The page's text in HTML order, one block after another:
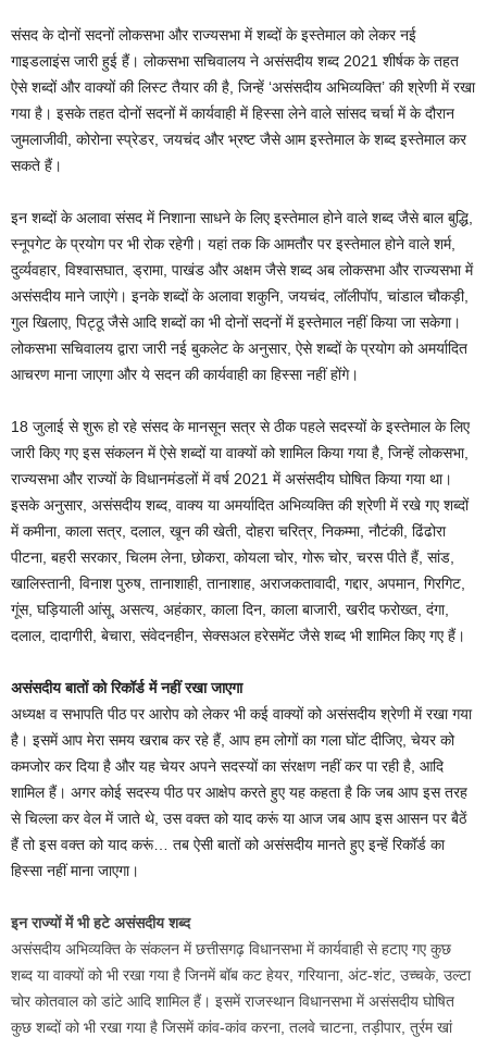
संसद के दोनों सदनों लोकसभा और राज्यसभा में शब्दों के इस्तेमाल को लेकर नई
गाइडलाइंस जारी हुई हैं। लोकसभा सचिवालय ने असंसदीय शब्द 2021 शीर्षक के तहत
ऐसे शब्दों और वाक्यों की लिस्ट तैयार की है, जिन्हें ‘असंसदीय अभिव्यक्ति’ की श्रेणी में रखा
गया है। इसके तहत दोनों सदनों में कार्यवाही में हिस्सा लेने वाले सांसद चर्चा में के दौरान
जुमलाजीवी, कोरोना स्प्रेडर, जयचंद और भ्रष्ट जैसे आम इस्तेमाल के शब्द इस्तेमाल कर
सकते हैं।
इन शब्दों के अलावा संसद में निशाना साधने के लिए इस्तेमाल होने वाले शब्द जैसे बाल बुद्धि,
स्नूपगेट के प्रयोग पर भी रोक रहेगी। यहां तक कि आमतौर पर इस्तेमाल होने वाले शर्म,
दुर्व्यवहार, विश्वासघात, ड्रामा, पाखंड और अक्षम जैसे शब्द अब लोकसभा और राज्यसभा में
असंसदीय माने जाएंगे। इनके शब्दों के अलावा शकुनि, जयचंद, लॉलीपॉप, चांडाल चौकड़ी,
गुल खिलाए, पिट्ठू जैसे आदि शब्दों का भी दोनों सदनों में इस्तेमाल नहीं किया जा सकेगा।
लोकसभा सचिवालय द्वारा जारी नई बुकलेट के अनुसार, ऐसे शब्दों के प्रयोग को अमर्यादित
आचरण माना जाएगा और ये सदन की कार्यवाही का हिस्सा नहीं होंगे।
18 जुलाई से शुरू हो रहे संसद के मानसून सत्र से ठीक पहले सदस्यों के इस्तेमाल के लिए
जारी किए गए इस संकलन में ऐसे शब्दों या वाक्यों को शामिल किया गया है, जिन्हें लोकसभा,
राज्यसभा और राज्यों के विधानमंडलों में वर्ष 2021 में असंसदीय घोषित किया गया था।
इसके अनुसार, असंसदीय शब्द, वाक्य या अमर्यादित अभिव्यक्ति की श्रेणी में रखे गए शब्दों
में कमीना, काला सत्र, दलाल, खून की खेती, दोहरा चरित्र, निकम्मा, नौटंकी, ढिंढोरा
पीटना, बहरी सरकार, चिलम लेना, छोकरा, कोयला चोर, गोरू चोर, चरस पीते हैं, सांड,
खालिस्तानी, विनाश पुरुष, तानाशाही, तानाशाह, अराजकतावादी, गद्दार, अपमान, गिरगिट,
गूंस, घड़ियाली आंसू, असत्य, अहंकार, काला दिन, काला बाजारी, खरीद फरोख्त, दंगा,
दलाल, दादागीरी, बेचारा, संवेदनहीन, सेक्सअल हरेसमेंट जैसे शब्द भी शामिल किए गए हैं।
असंसदीय बातों को रिकॉर्ड में नहीं रखा जाएगा
अध्यक्ष व सभापति पीठ पर आरोप को लेकर भी कई वाक्यों को असंसदीय श्रेणी में रखा गया
है। इसमें आप मेरा समय खराब कर रहे हैं, आप हम लोगों का गला घोंट दीजिए, चेयर को
कमजोर कर दिया है और यह चेयर अपने सदस्यों का संरक्षण नहीं कर पा रही है, आदि
शामिल हैं। अगर कोई सदस्य पीठ पर आक्षेप करते हुए यह कहता है कि जब आप इस तरह
से चिल्ला कर वेल में जाते थे, उस वक्त को याद करूं या आज जब आप इस आसन पर बैठें
हैं तो इस वक्त को याद करूं… तब ऐसी बातों को असंसदीय मानते हुए इन्हें रिकॉर्ड का
हिस्सा नहीं माना जाएगा।
इन राज्यों में भी हटे असंसदीय शब्द
असंसदीय अभिव्यक्ति के संकलन में छत्तीसगढ़ विधानसभा में कार्यवाही से हटाए गए कुछ
शब्द या वाक्यों को भी रखा गया है जिनमें बॉब कट हेयर, गरियाना, अंट-शंट, उच्चके, उल्टा
चोर कोतवाल को डांटे आदि शामिल हैं। इसमें राजस्थान विधानसभा में असंसदीय घोषित
कुछ शब्दों को भी रखा गया है जिसमें कांव-कांव करना, तलवे चाटना, तड़ीपार, तुर्रम खां